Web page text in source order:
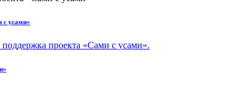
с усами»
проекта «Сами с усами».